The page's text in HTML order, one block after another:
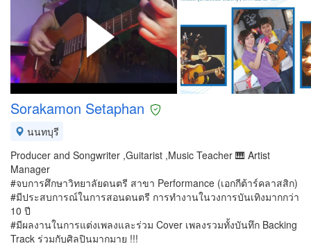
Sorakamon Setaphan
นนทบุรี
Producer and Songwriter ,Guitarist ,Music Teacher 🎹 Artist
Manager
#จบการศึกษาวิทยาลัยดนตรี สาขา Performance (เอกกีต้าร์คลาสสิก)
#มีประสบการณ์ในการสอนดนตรี การทำงานในวงการบันเทิงมากกว่า
10 ปี
#มีผลงานในการแต่งเพลงและร่วม Cover เพลงรวมทั้งบันทึก Backing
Track ร่วมกับศิลปินมากมาย !!!